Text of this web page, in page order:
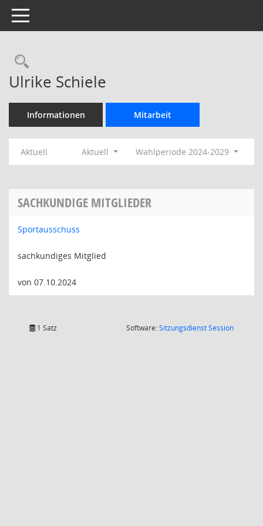
Toggle navigation
Rechercheauswahl
Ulrike Schiele
Informationen Mitarbeit
Aktuell Aktuell Wahlperiode 2024-2029
SACHKUNDIGE MITGLIEDER
Sportausschuss
sachkundiges Mitglied
von 07.10.2024
1 Satz Software:SitzungsdienstSession(Wird in